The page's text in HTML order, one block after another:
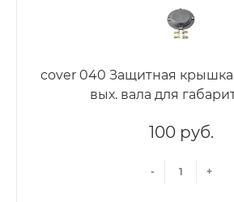
cover 040 Защитная крышка
вых. вала для
100 руб.
- +